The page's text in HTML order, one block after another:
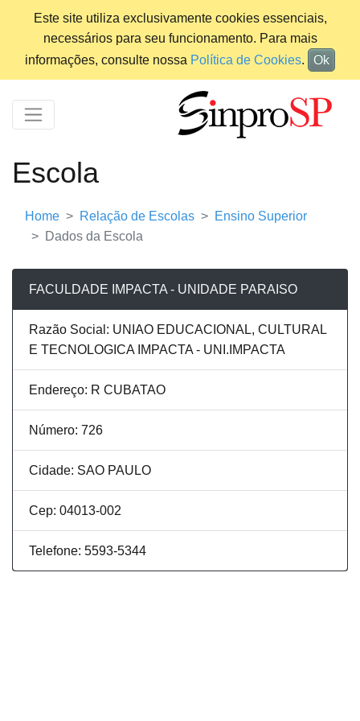
Este site utiliza exclusivamente cookies essenciais,
necessários para seu funcionamento. Para mais
informações, consulte nossa Política de Cookies. Ok
Escola
Home Relação de Escolas
Ensino Superior
Dados da Escola
FACULDADE IMPACTA - UNIDADE PARAISO
Razão Social: UNIAO EDUCACIONAL, CULTURAL
E TECNOLOGICA IMPACTA - UNI.IMPACTA
Endereço: R CUBATAO
Número: 726
Cidade: SAO PAULO
Cep: 04013-002
Telefone: 5593-5344